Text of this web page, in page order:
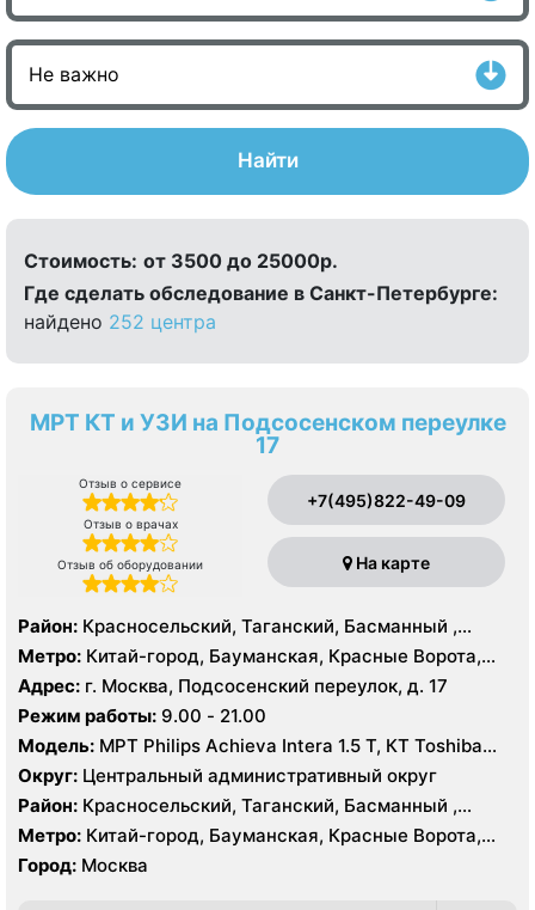
Найти
Стоимость: от 3500 до 25000р.
Где сделать обследование в Санкт-Петербурге:
найдено 252 центра
МРТ КТ и УЗИ на Подсосенском переулке
17
Отзыв о сервисе
Отзыв о врачах
Отзыв об оборудовании
+7(495)822-49-09
На карте
Район: Красносельский, Таганский, Басманный ,
Тверской
Метро: Китай-город, Бауманская, Красные Ворота,
Кузнецкий мост, Курская, Лубянка, Площадь Ильича,
Сретенский бульвар, Таганская, Чкаловская
Адрес: г. Москва, Подсосенский переулок, д. 17
Режим работы: 9.00 - 21.00
Модель: МРТ Philips Achieva Intera 1.5 T, КТ Toshiba
Aquilion CXL 128 срезов, УЗИ
Округ: Центральный административный округ
Район: Красносельский, Таганский, Басманный ,
Тверской
Метро: Китай-город, Бауманская, Красные Ворота,
Кузнецкий мост, Курская, Лубянка, Площадь Ильича,
Сретенский бульвар, Таганская, Чкаловская
Город: Москва